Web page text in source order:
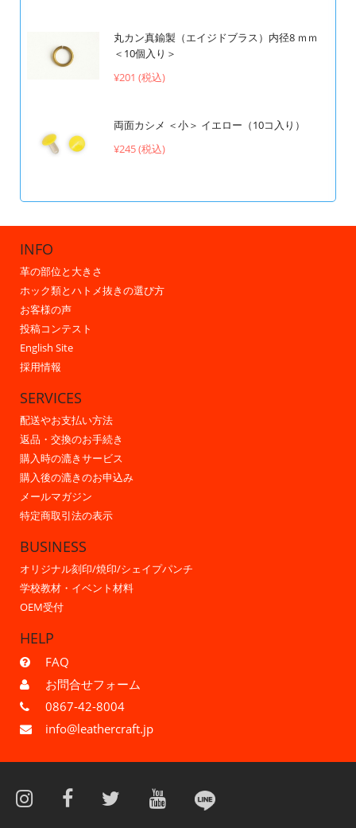
丸カン真鍮製（エイジドブラス）内径8 ｍｍ
＜10個入り＞
¥201 (税込)
両面カシメ ＜小＞ イエロー（10コ入り）
¥245 (税込)
INFO
革の部位と大きさ
ホック類とハトメ抜きの選び方
お客様の声
投稿コンテスト
English Site
採用情報
SERVICES
配送やお支払い方法
返品・交換のお手続き
購入時の漉きサービス
購入後の漉きのお申込み
メールマガジン
特定商取引法の表示
BUSINESS
オリジナル刻印/焼印/シェイプパンチ
学校教材・イベント材料
OEM受付
HELP
FAQ
お問合せフォーム
0867-42-8004
info@leathercraft.jp